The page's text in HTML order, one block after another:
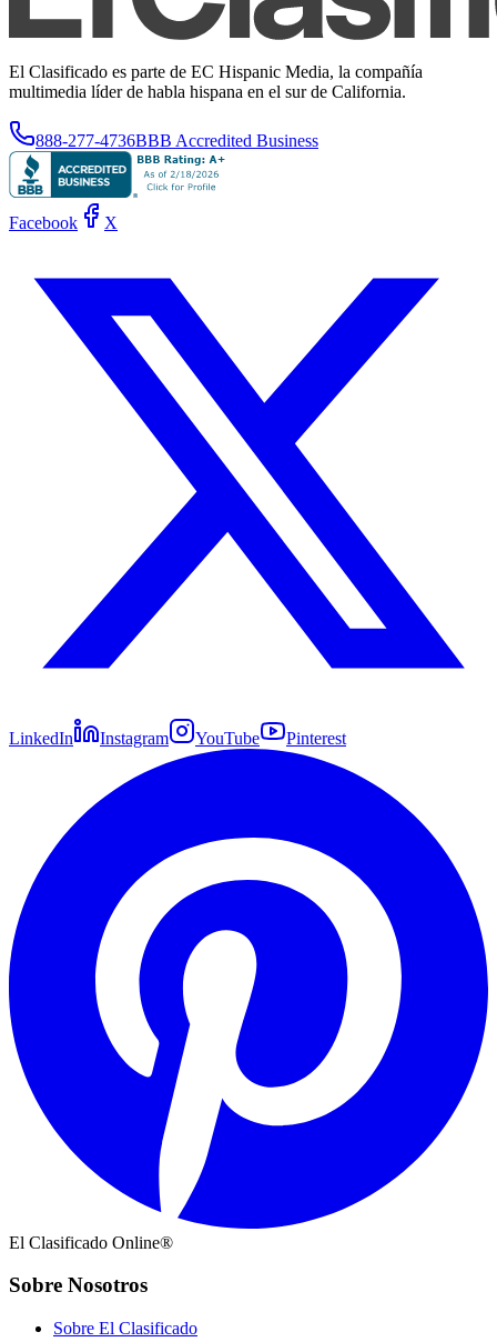
El Clasificado es parte de EC Hispanic Media, la compañía
multimedia líder de habla hispana en el sur de California.
888-277-4736BBB Accredited Business
Facebook X
LinkedIn Instagram YouTube Pinterest
El Clasificado Online®
Sobre Nosotros
Sobre El Clasificado